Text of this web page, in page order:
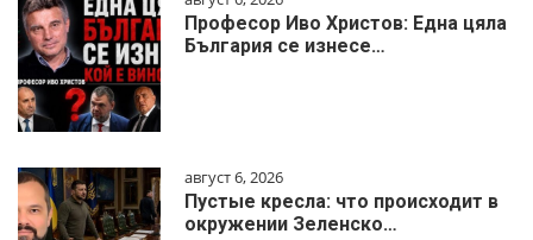
Професор Иво Христов: Една цяла
България се изнесе…
август 6, 2026
Пустые кресла: что происходит в
окружении Зеленско…